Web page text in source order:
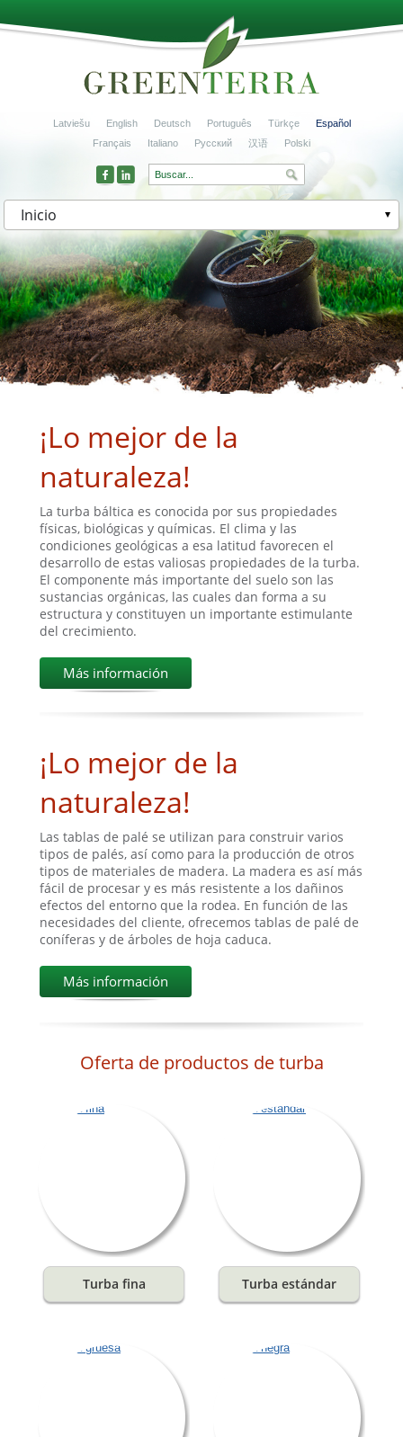
Latviešu English Deutsch Português Türkçe
Español
Français
Italiano Русский 汉语 Polski
Inicio
¡Lo mejor de la
naturaleza!
La turba báltica es conocida por sus propiedades
físicas, biológicas y químicas. El clima y las
condiciones geológicas a esa latitud favorecen el
desarrollo de estas valiosas propiedades de la turba.
El componente más importante del suelo son las
sustancias orgánicas, las cuales dan forma a su
estructura y constituyen un importante estimulante
del crecimiento.
Más información
¡Lo mejor de la
naturaleza!
Las tablas de palé se utilizan para construir varios
tipos de palés, así como para la producción de otros
tipos de materiales de madera. La madera es así más
fácil de procesar y es más resistente a los dañinos
efectos del entorno que la rodea. En función de las
necesidades del cliente, ofrecemos tablas de palé de
coníferas y de árboles de hoja caduca.
Más información
Oferta de productos de turba
Turba fina Turba estándar